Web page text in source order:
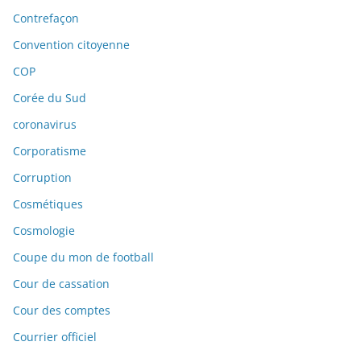
Contrefaçon
Convention citoyenne
COP
Corée du Sud
coronavirus
Corporatisme
Corruption
Cosmétiques
Cosmologie
Coupe du mon de football
Cour de cassation
Cour des comptes
Courrier officiel